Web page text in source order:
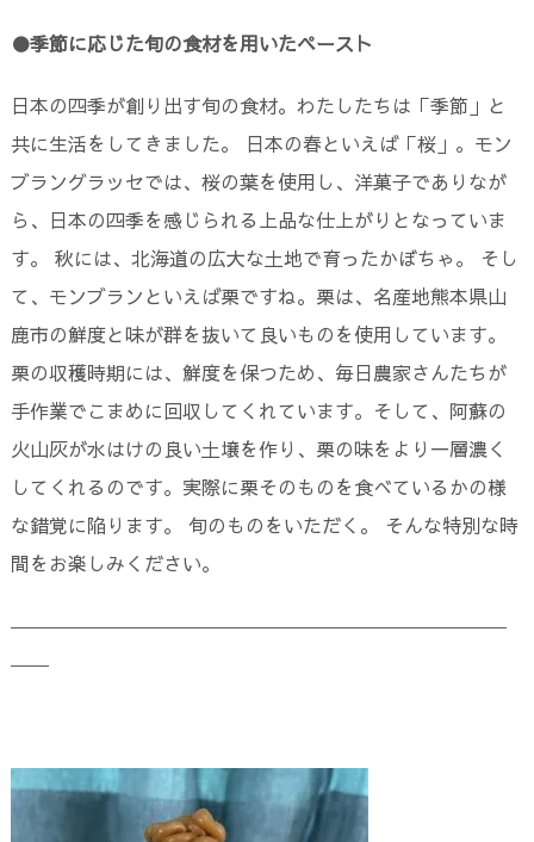
●季節に応じた旬の食材を用いたペースト
日本の四季が創り出す旬の食材。わたしたちは「季節」と
共に生活をしてきました。 日本の春といえば「桜」。モン
ブラングラッセでは、桜の葉を使用し、洋菓子でありなが
ら、日本の四季を感じられる上品な仕上がりとなっていま
す。 秋には、北海道の広大な土地で育ったかぼちゃ。 そし
て、モンブランといえば栗ですね。栗は、名産地熊本県山
鹿市の鮮度と味が群を抜いて良いものを使用しています。
栗の収穫時期には、鮮度を保つため、毎日農家さんたちが
手作業でこまめに回収してくれています。そして、阿蘇の
火山灰が水はけの良い土壌を作り、栗の味をより一層濃く
してくれるのです。実際に栗そのものを食べているかの様
な錯覚に陥ります。 旬のものをいただく。 そんな特別な時
間をお楽しみください。
――――――――――――――――――――――――――
――